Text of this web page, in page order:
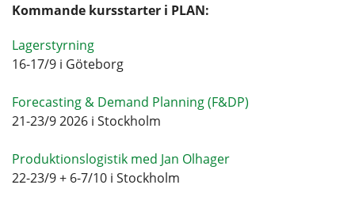
Kommande kursstarter i PLAN:
Lagerstyrning
16-17/9 i Göteborg
Forecasting & Demand Planning (F&DP)
21-23/9 2026 i Stockholm
Produktionslogistik med Jan Olhager
22-23/9 + 6-7/10 i Stockholm